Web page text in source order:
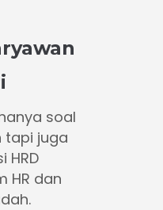
soal
tapi juga
HRD
HR dan